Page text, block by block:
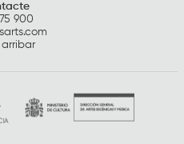
900